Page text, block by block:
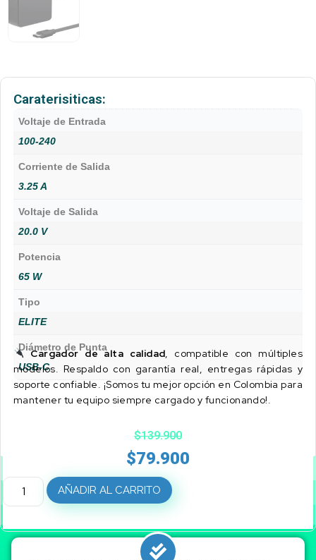
Caraterisiticas:
Voltaje de Entrada
100-240
Corriente de Salida
3.25 A
Voltaje de Salida
20.0 V
Potencia
65 W
Tipo
ELITE
Diámetro de Punta
USB-C
Cargador de alta calidad, compatible con múltiples
modelos. Respaldo con garantía real, entregas rápidas y
soporte confiable. ¡Somos tu mejor opción en Colombia para
mantener tu equipo siempre cargado y funcionando!.
$139.900
$79.900
AÑADIR AL CARRITO